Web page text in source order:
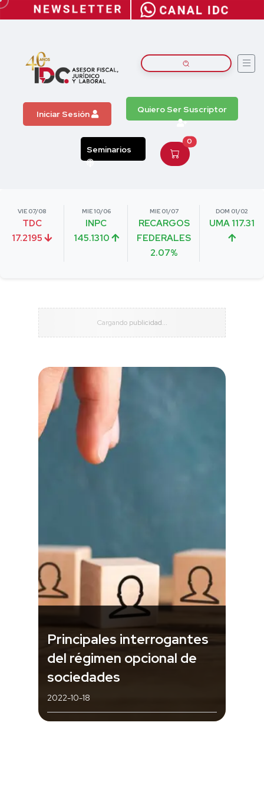
Iniciar Sesión Quiero Ser Suscriptor
Seminarios
0
VIE 07/08
TDC
17.2195
MIE 10/06
INPC
145.1310
MIE 01/07
RECARGOS
FEDERALES
2.07%
DOM 01/02
UMA 117.31
Principales interrogantes
del régimen opcional de
sociedades
2022-10-18